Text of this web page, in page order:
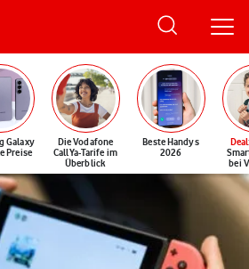
Galaxy
Preise
Die Vodafone
CallYa-Tarife im
Überblick
Beste Handys
2026
Deal
bei